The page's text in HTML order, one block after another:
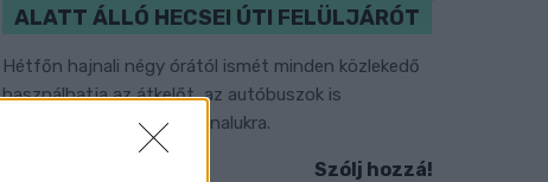
ALATT ÁLLÓ HECSEI ÚTI FELÜLJÁRÓT
Hétfőn hajnali négy órától ismét minden közlekedő
használhatja az átkelőt, az autóbuszok is
visszatérnek eredeti útvonalukra.
Szólj hozzá!